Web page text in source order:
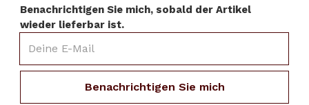
Benachrichtigen Sie mich, sobald der Artikel
wieder lieferbar ist.
Benachrichtigen Sie mich